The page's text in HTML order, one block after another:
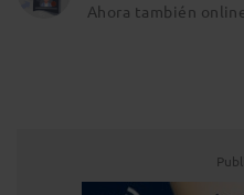
Ahora también